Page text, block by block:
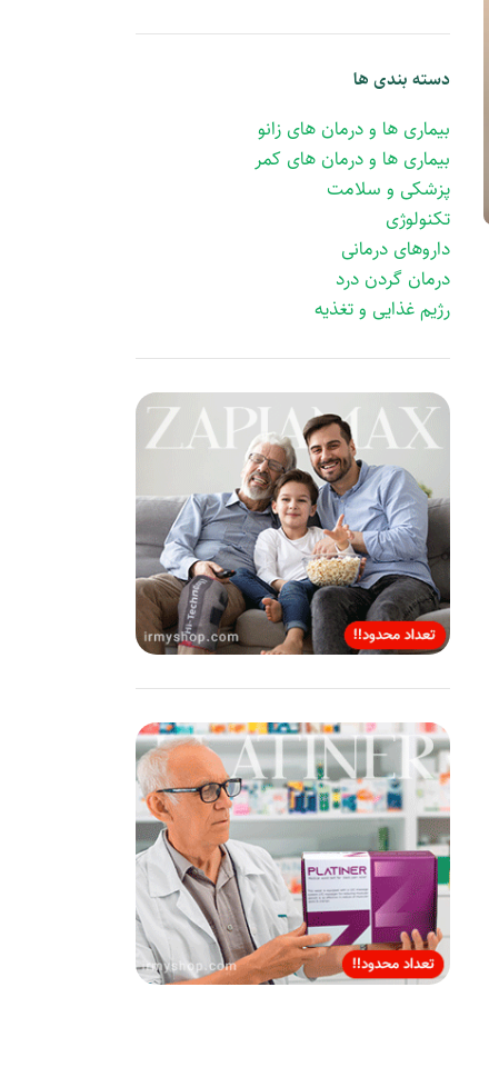
دسته بندی ها
بیماری ها و درمان های زانو
بیماری ها و درمان های کمر
پزشکی و سلامت
تکنولوژی
داروهای درمانی
درمان گردن درد
رژیم غذایی و تغذیه